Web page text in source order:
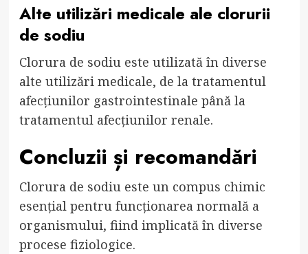
Alte utilizări medicale ale clorurii
de sodiu
Clorura de sodiu este utilizată în diverse
alte utilizări medicale, de la tratamentul
afecțiunilor gastrointestinale până la
tratamentul afecțiunilor renale.
Concluzii și recomandări
Clorura de sodiu este un compus chimic
esențial pentru funcționarea normală a
organismului, fiind implicată în diverse
procese fiziologice.